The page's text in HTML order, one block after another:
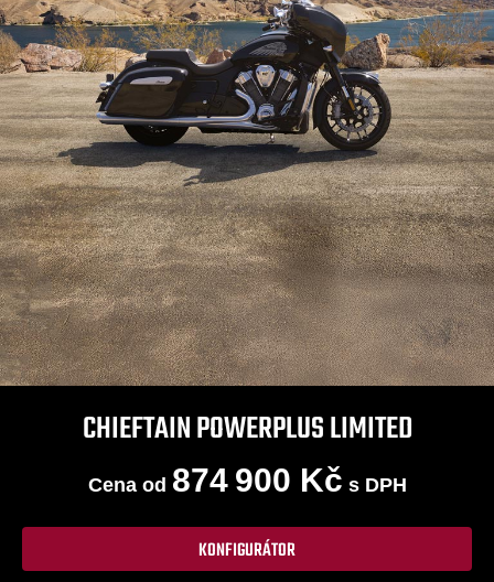
CHIEFTAIN POWERPLUS LIMITED
Cena od 874 900 Kč s DPH
KONFIGURÁTOR